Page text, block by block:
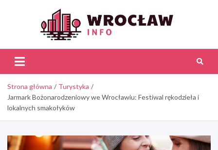
Strona główna
Turystyka
Jarmark Bożonarodzeniowy we Wrocławiu: Festiwal rękodzieła i
lokalnych smakołyków